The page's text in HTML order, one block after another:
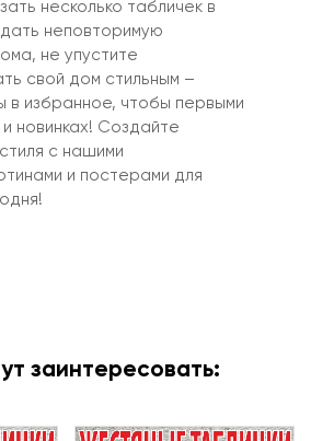
несколько табличек в
неповторимую
не упустите
свой дом стильным –
в избранное, чтобы первыми
новинках! Создайте
с нашими
и постерами для
заинтересовать: